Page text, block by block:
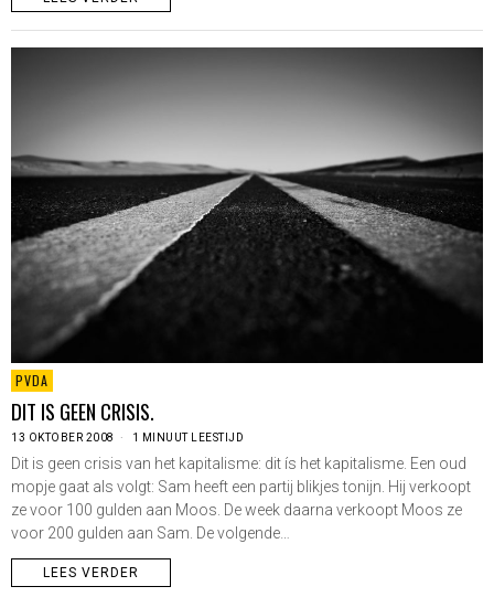
PVDA
DIT IS GEEN CRISIS.
13 OKTOBER 2008 1 MINUUT LEESTIJD
Dit is geen crisis van het kapitalisme: dit ís het kapitalisme. Een oud
mopje gaat als volgt: Sam heeft een partij blikjes tonijn. Hij verkoopt
ze voor 100 gulden aan Moos. De week daarna verkoopt Moos ze
voor 200 gulden aan Sam. De volgende…
LEES VERDER